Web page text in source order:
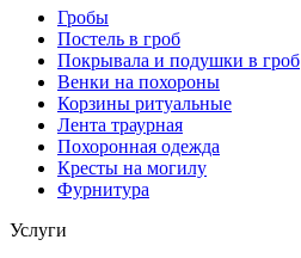
Гробы
Постель в гроб
Покрывала и подушки в гроб
Венки на похороны
Корзины ритуальные
Лента траурная
Похоронная одежда
Кресты на могилу
Фурнитура
Услуги